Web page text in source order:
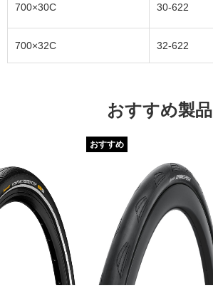
700×30C 30-622
700×32C 32-622
おすすめ製品
おすすめ